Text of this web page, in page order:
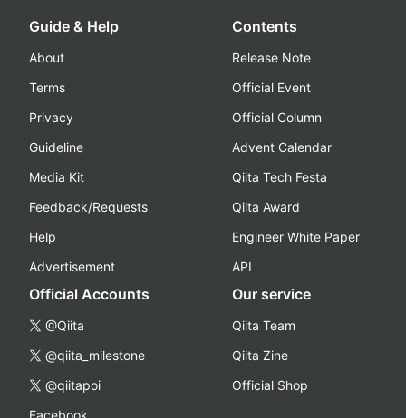
Guide & Help
About
Terms
Privacy
Guideline
Media Kit
Feedback/Requests
Help
Advertisement
Contents
Release Note
Official Event
Official Column
Advent Calendar
Qiita Tech Festa
Qiita Award
Engineer White Paper
API
Official Accounts
@Qiita
@qiita_milestone
@qiitapoi
Our service
Qiita Team
Qiita Zine
Official Shop